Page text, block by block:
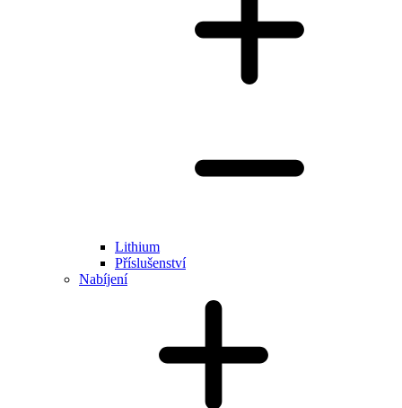
Lithium
Příslušenství
Nabíjení